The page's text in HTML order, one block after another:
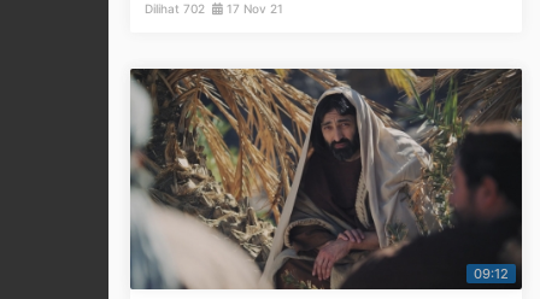
Dilihat 702 17 Nov 21
09:12